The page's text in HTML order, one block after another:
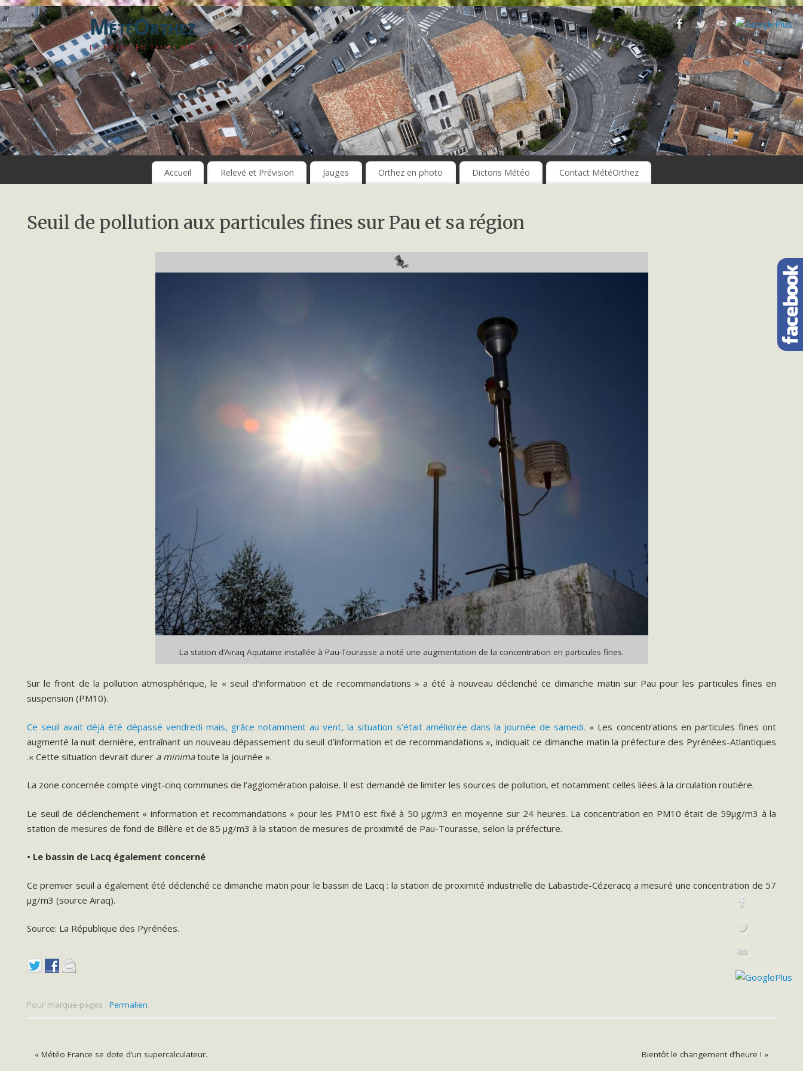
MétéOrthez
LA MÉTÉO EN TEMPS RÉEL SUR ORTHEZ
Accueil Relevé et Prévision Jauges Orthez en photo Dictons Météo Contact MétéOrthez
Seuil de pollution aux particules fines sur Pau et sa région
La station d’Airaq Aquitaine installée à Pau-Tourasse a noté une augmentation de la concentration en particules fines.
Sur le front de la pollution atmosphérique, le « seuil d’information et de recommandations » a été à nouveau déclenché ce dimanche matin sur Pau pour les particules fines en
suspension (PM10).
Ce seuil avait déjà été dépassé vendredi mais, grâce notamment au vent, la situation s’était améliorée dans la journée de samedi. « Les concentrations en particules fines ont
augmenté la nuit dernière, entraînant un nouveau dépassement du seuil d’information et de recommandations », indiquait ce dimanche matin la préfecture des Pyrénées-Atlantiques
.« Cette situation devrait durer a minimatoute la journée ».
La zone concernée compte vingt-cinq communes de l’agglomération paloise. Il est demandé de limiter les sources de pollution, et notamment celles liées à la circulation routière.
Le seuil de déclenchement « information et recommandations » pour les PM10 est fixé à 50 µg/m3 en moyenne sur 24 heures. La concentration en PM10 était de 59µg/m3 à la
station de mesures de fond de Billère et de 85 µg/m3 à la station de mesures de proximité de Pau-Tourasse, selon la préfecture.
• Le bassin de Lacq également concerné
Ce premier seuil a également été déclenché ce dimanche matin pour le bassin de Lacq : la station de proximité industrielle de Labastide-Cézeracq a mesuré une concentration de 57
µg/m3 (source Airaq).
Source: La République des Pyrénées.
Pour marque-pages : Permalien.
«Météo France se dote d’un supercalculateur. Bientôt le changement d’heure ! »